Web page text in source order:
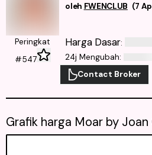
oleh FWENCLUB (7
Peringkat
#547
Harga Dasar:
24j Mengubah:
Contact Broker
Grafik harga Moar by Joan